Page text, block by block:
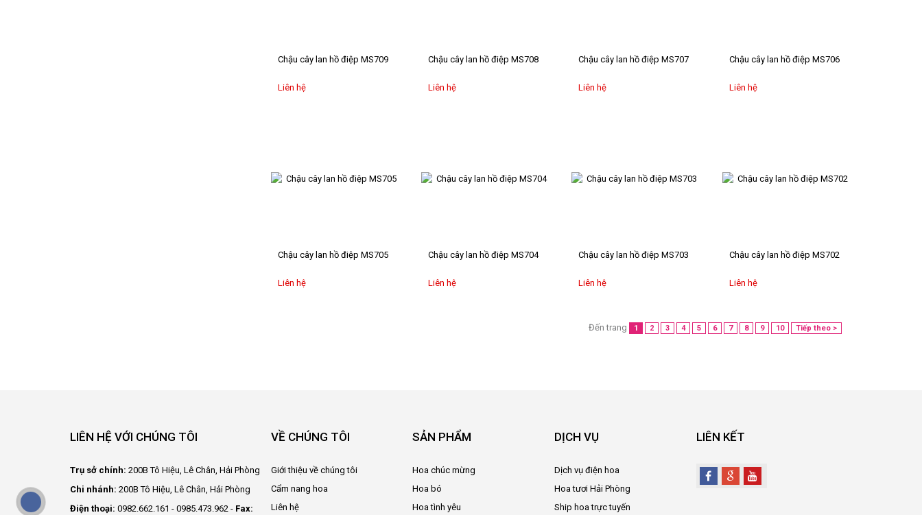
Chậu cây lan hồ điệp MS709
Liên hệ
Chậu cây lan hồ điệp MS708
Liên hệ
Chậu cây lan hồ điệp MS707
Liên hệ
Chậu cây lan hồ điệp MS706
Liên hệ
Chậu cây lan hồ điệp MS705
Liên hệ
Chậu cây lan hồ điệp MS704
Liên hệ
Chậu cây lan hồ điệp MS703
Liên hệ
Chậu cây lan hồ điệp MS702
Liên hệ
Đến trang 1 2 3 4 5 6 7 8 9 10 Tiếp theo >
LIÊN HỆ VỚI CHÚNG TÔI
Trụ sở chính: 200B Tô Hiệu, Lê Chân, Hải Phòng
Chi nhánh: 200B Tô Hiệu, Lê Chân, Hải Phòng
Điện thoại: 0982.662.161 - 0985.473.962 - Fax:
VỀ CHÚNG TÔI
Giới thiệu về chúng tôi
Cẩm nang hoa
Liên hệ
SẢN PHẨM
Hoa chúc mừng
Hoa bó
Hoa tình yêu
DỊCH VỤ
Dịch vụ điện hoa
Hoa tươi Hải Phòng
Ship hoa trực tuyến
LIÊN KẾT